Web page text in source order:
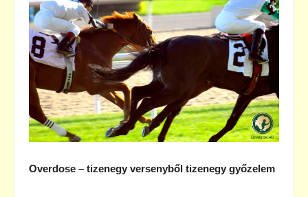
Overdose – tizenegy versenyből tizenegy győzelem